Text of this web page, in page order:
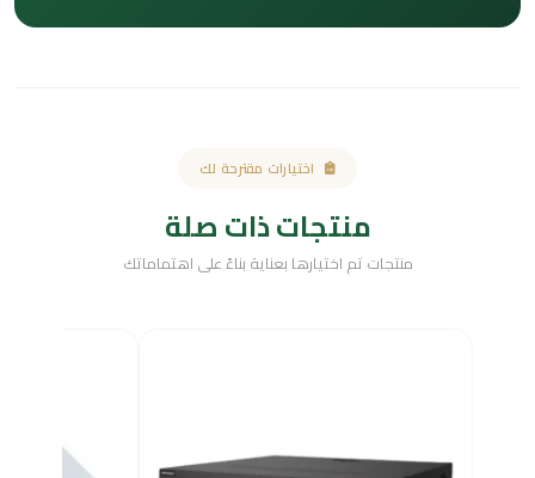
اختيارات مقترحة لك
منتجات ذات صلة
منتجات تم اختيارها بعناية بناءً على اهتماماتك